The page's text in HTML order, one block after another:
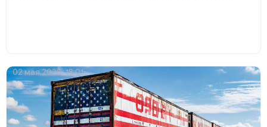
02 мая 2025, 18:01